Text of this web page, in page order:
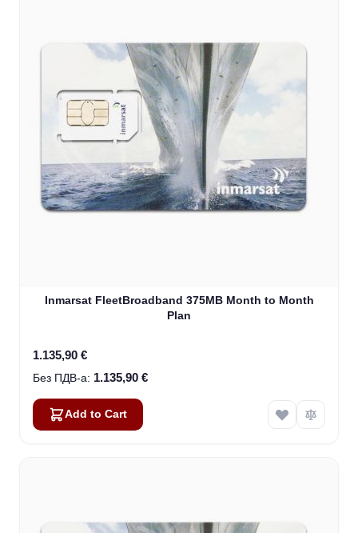
Inmarsat FleetBroadband 375MB Month to Month
Plan
1.135,90 €
1.135,90 €
Add to Cart